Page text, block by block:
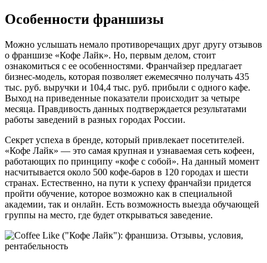
Особенности франшизы
Можно услышать немало противоречащих друг другу отзывов
о франшизе «Кофе Лайк». Но, первым делом, стоит
ознакомиться с ее особенностями. Франчайзер предлагает
бизнес-модель, которая позволяет ежемесячно получать 435
тыс. руб. выручки и 104,4 тыс. руб. прибыли с одного кафе.
Выход на приведенные показатели происходит за четыре
месяца. Правдивость данных подтверждается результатами
работы заведений в разных городах России.
Секрет успеха в бренде, который привлекает посетителей.
«Кофе Лайк» — это самая крупная и узнаваемая сеть кофеен,
работающих по принципу «кофе с собой». На данный момент
насчитывается около 500 кофе-баров в 120 городах и шести
странах. Естественно, на пути к успеху франчайзи придется
пройти обучение, которое возможно как в специальной
академии, так и онлайн. Есть возможность выезда обучающей
группы на место, где будет открываться заведение.